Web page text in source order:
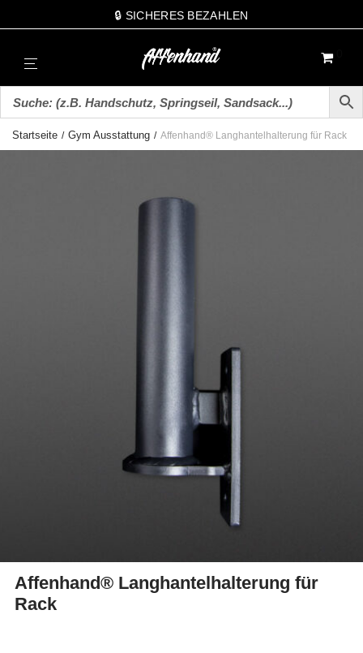
🔒 SICHERES BEZAHLEN
Startseite / Gym Ausstattung / Affenhand® Langhantelhalterung für Rack
Affenhand® Langhantelhalterung für
Rack